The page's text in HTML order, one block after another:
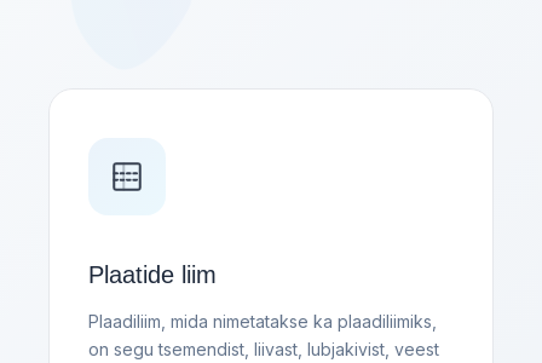
Plaatide liim
Plaadiliim, mida nimetatakse ka plaadiliimiks,
on segu tsemendist, liivast, lubjakivist, veest